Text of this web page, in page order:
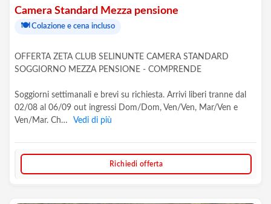
Camera Standard Mezza pensione
🍽️ Colazione e cena incluso
OFFERTA ZETA CLUB SELINUNTE CAMERA STANDARD
SOGGIORNO MEZZA PENSIONE - COMPRENDE
Soggiorni settimanali e brevi su richiesta. Arrivi liberi tranne dal
02/08 al 06/09 out ingressi Dom/Dom, Ven/Ven, Mar/Ven e
Ven/Mar. Ch…
Vedi di più
Richiedi offerta